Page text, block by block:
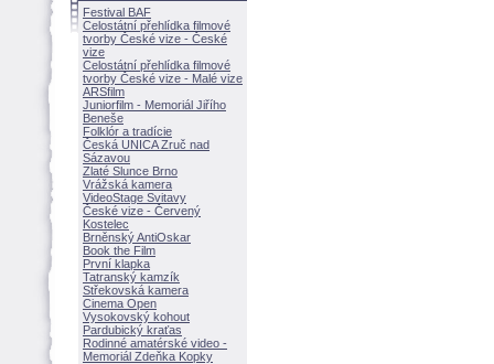
Festival BAF
Celostátní přehlídka filmové
tvorby České vize - České
vize
Celostátní přehlídka filmové
tvorby České vize - Malé vize
ARSfilm
Juniorfilm - Memoriál Jiřího
Beneše
Folklór a tradície
Česká UNICA Zruč nad
Sázavou
Zlaté Slunce Brno
Vrážská kamera
VideoStage Svitavy
České vize - Červený
Kostelec
Brněnský AntiOskar
Book the Film
První klapka
Tatranský kamzík
Střekovská kamera
Cinema Open
Vysokovský kohout
Pardubický kraťas
Rodinné amatérské video -
Memoriál Zdeňka Kopky